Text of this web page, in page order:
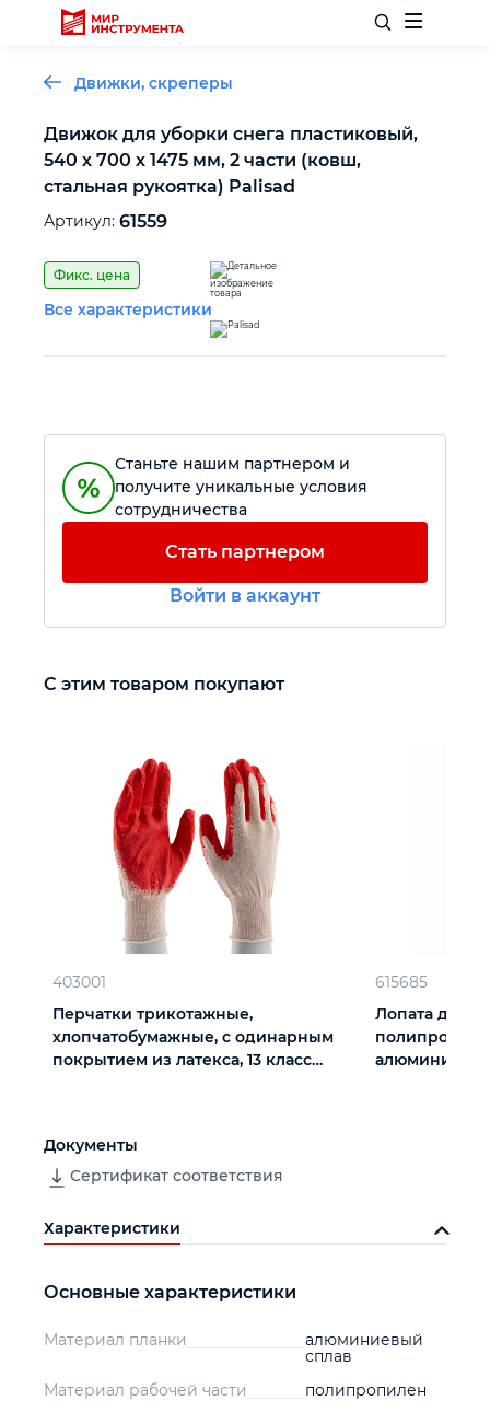
Отделочный инструмент
Слесарный инструмент
Столярный инструмент
Силовое оборудование
Автомобильный инструмент
Крепежный инструмент
Движки, скреперы
Движок для уборки снега пластиковый,
540 х 700 х 1475 мм, 2 части (ковш,
стальная рукоятка) Palisad
Артикул: 61559
Фикс. цена
Все характеристики
Станьте нашим партнером и
получите уникальные условия
сотрудничества
Стать партнером
Войти в аккаунт
С этим товаром покупают
403001
Перчатки трикотажные,
хлопчатобумажные, с одинарным
покрытием из латекса, 13 класс
615685
Лопата для
Документы
Сертификат соответствия
Характеристики
Основные характеристики
Материал планки
алюминиевый
сплав
Материал рабочей части
полипропилен